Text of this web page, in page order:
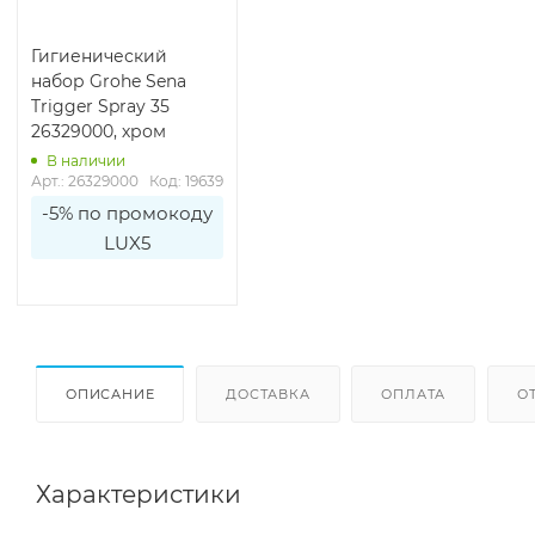
Гигиенический
набор Grohe Sena
Trigger Spray 35
26329000, хром
В наличии
Арт.: 26329000
Код: 19639
-5% по промокоду
LUX5
ОПИСАНИЕ ДОСТАВКА ОПЛАТА
Характеристики